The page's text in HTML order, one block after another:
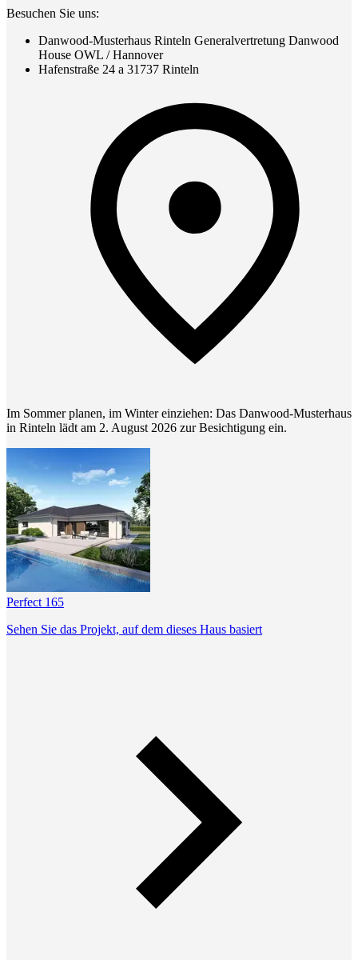
Besuchen Sie uns:
Danwood-Musterhaus Rinteln Generalvertretung Danwood
House OWL / Hannover
Hafenstraße 24 a 31737 Rinteln
Im Sommer planen, im Winter einziehen: Das Danwood-Musterhaus
in Rinteln lädt am 2. August 2026 zur Besichtigung ein.
Perfect 165
Sehen Sie das Projekt, auf dem dieses Haus basiert